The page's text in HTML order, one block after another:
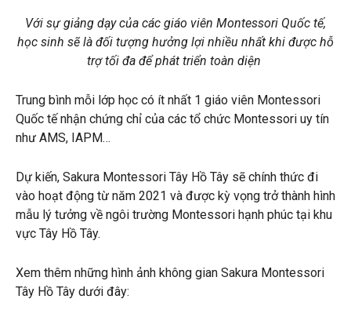
Với sự giảng dạy của các giáo viên Montessori Quốc tế,
học sinh sẽ là đối tượng hưởng lợi nhiều nhất khi được hỗ
trợ tối đa để phát triển toàn diện
Trung bình mỗi lớp học có ít nhất 1 giáo viên Montessori
Quốc tế nhận chứng chỉ của các tổ chức Montessori uy tín
như AMS, IAPM…
Dự kiến, Sakura Montessori Tây Hồ Tây sẽ chính thức đi
vào hoạt động từ năm 2021 và được kỳ vọng trở thành hình
mẫu lý tưởng về ngôi trường Montessori hạnh phúc tại khu
vực Tây Hồ Tây.
Xem thêm những hình ảnh không gian Sakura Montessori
Tây Hồ Tây dưới đây: